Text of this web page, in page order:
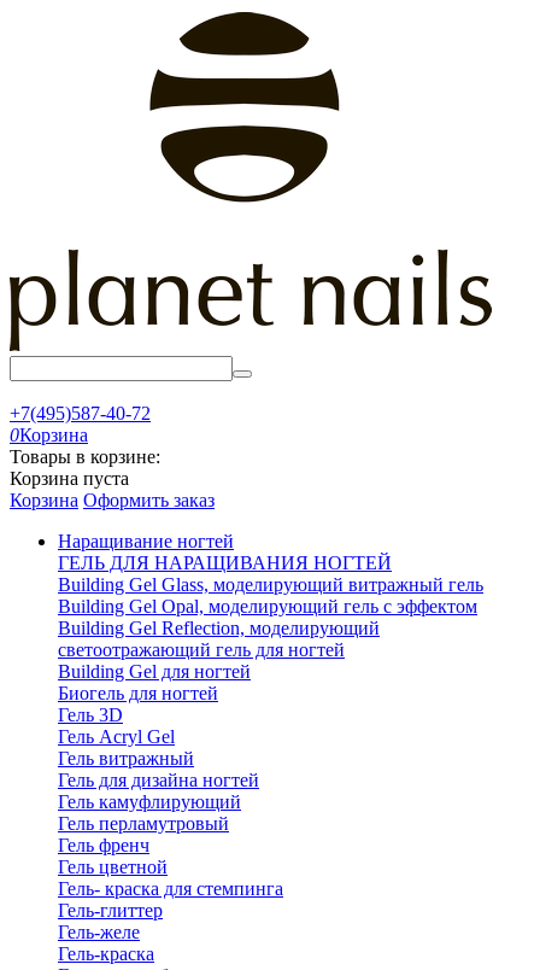
+7(495)587-40-72
0Корзина
Товары в корзине:
Корзина пуста
Корзина Оформить заказ
Наращивание ногтей
ГЕЛЬ ДЛЯ НАРАЩИВАНИЯ НОГТЕЙ
Building Gel Glass, моделирующий витражный гель
Building Gel Opal, моделирующий гель с эффектом
Building Gel Reflection, моделирующий
светоотражающий гель для ногтей
Building Gel для ногтей
Биогель для ногтей
Гель 3D
Гель Acryl Gel
Гель витражный
Гель для дизайна ногтей
Гель камуфлирующий
Гель перламутровый
Гель френч
Гель цветной
Гель- краска для стемпинга
Гель-глиттер
Гель-желе
Гель-краска